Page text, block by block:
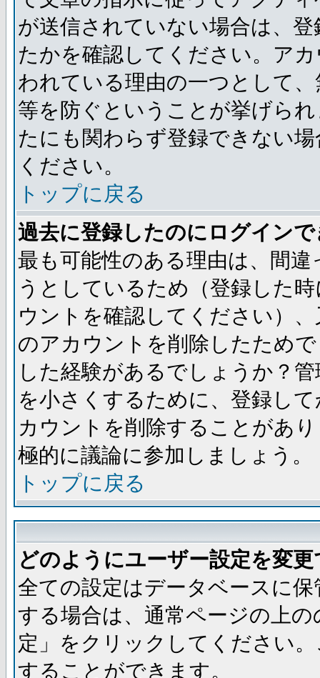
が送信されていない場合は、
たかを確認してください。ア
われている理由の一つとして
等を防ぐということが挙げら
たにも関わらず登録できない
ください。
トップに戻る
過去に登録したのにログイン
最も可能性のある理由は、間
うとしているため（登録した
ウントを確認してください）
のアカウントを削除したため
した経験があるでしょうか？
を小さくするために、登録し
カウントを削除することがあ
極的に議論に参加しましょう。
トップに戻る
どのようにユーザー設定を変
全ての設定はデータベースに
する場合は、通常ページの上
定」をクリックしてください
することができます。